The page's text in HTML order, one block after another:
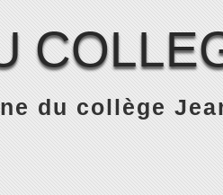
du collège